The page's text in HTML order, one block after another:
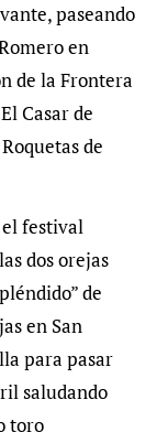
paseando
en
de la Frontera
Casar de
de
festival
dos orejas
de
en San
para pasar
saludando
toro